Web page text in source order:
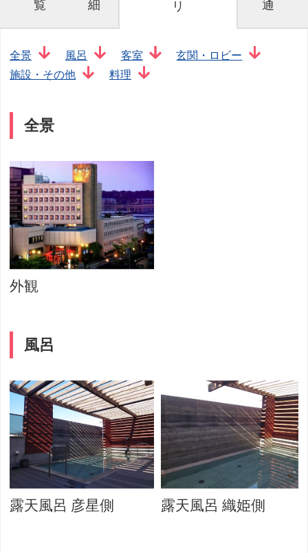
覧
細
リ
通
全景 風呂 客室
玄関・ロビー
施設・その他
料理
全景
外観
風呂
露天風呂 彦星側 露天風呂 織姫側